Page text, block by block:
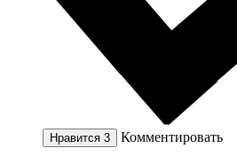
Нравится 3 Комментировать